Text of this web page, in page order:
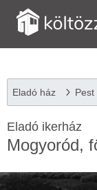
Eladó ház Pest
Eladó ikerház
Mogyoród,